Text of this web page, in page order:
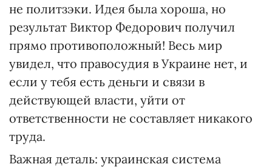
не политзэки. Идея была хороша, но
результат Виктор Федорович получил
прямо противоположный! Весь мир
увидел, что правосудия в Украине нет, и
если у тебя есть деньги и связи в
действующей власти, уйти от
ответственности не составляет никакого
труда.
Важная деталь: украинская система